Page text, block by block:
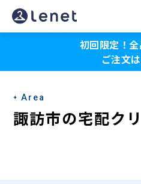
諏
訪
の
宅
配
初回限定！
ご注文
Area
諏訪市の宅配ク